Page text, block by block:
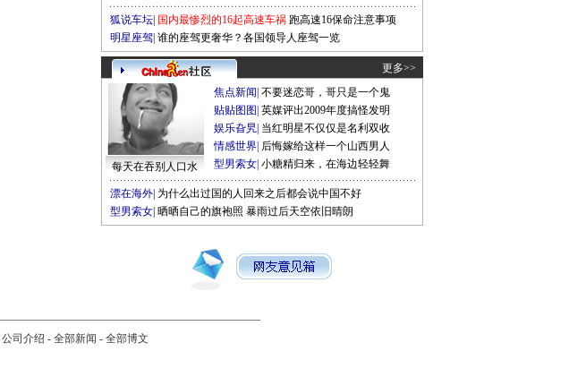
狐说车坛 国内最惨烈的16起高速车祸 跑高速16保命注意事项
明星座驾 谁的座驾更奢华？各国领导人座驾一览
更多>>
每天在吞别人口水
焦点新闻 不要迷恋哥，哥只是一个鬼
贴贴图图 英媒评出2009年度搞怪发明
娱乐旮旯 当红明星不仅仅是名利双收
情感世界 后悔嫁给这样一个山西男人
型男索女 小糖精归来，在海边轻轻舞
漂在海外 为什么出过国的人回来之后都会说中国不好
型男索女 晒晒自己的旗袍照 暴雨过后天空依旧晴朗
公司介绍 - 全部新闻 - 全部博文